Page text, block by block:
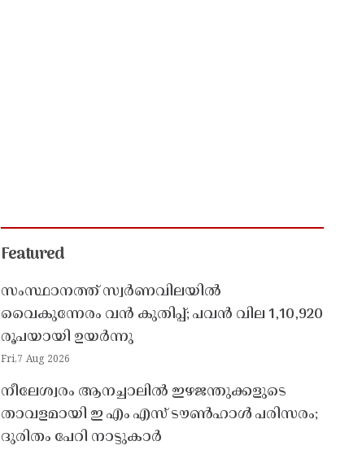
Featured
സംസ്ഥാനത്ത് സ്വർണവിലയിൽ
വൈകുന്നേരം വൻ കുതിപ്പ്; പവൻ വില 1,10,920
രൂപയായി ഉയർന്നു
Fri,7 Aug 2026
നീലേശ്വരം ആനച്ചാലിൽ ഇഴജന്തുക്കളുടെ
താവളമായി ഇ എം എസ് ടൗൺഹാൾ പരിസരം;
ദുരിതം പേറി നാട്ടുകാർ